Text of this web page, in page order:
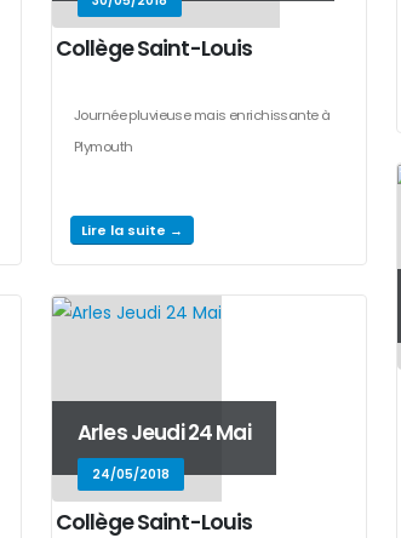
Collège Saint-Louis
Journée pluvieuse mais enrichissante à
Plymouth
Lire la suite →
Arles Jeudi 24 Mai
24/05/2018
Collège Saint-Louis